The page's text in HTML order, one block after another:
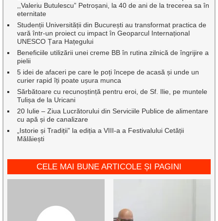
,,Valeriu Butulescu” Petroșani, la 40 de ani de la trecerea sa în
eternitate
Studenții Universității din București au transformat practica de
vară într-un proiect cu impact în Geoparcul Internațional
UNESCO Țara Hațegului
Beneficiile utilizării unei creme BB în rutina zilnică de îngrijire a
pielii
5 idei de afaceri pe care le poți începe de acasă și unde un
curier rapid îți poate ușura munca
Sărbătoare cu recunoștință pentru eroi, de Sf. Ilie, pe muntele
Tulișa de la Uricani
20 Iulie – Ziua Lucrătorului din Serviciile Publice de alimentare
cu apă și de canalizare
„Istorie și Tradiții” la ediția a VIII-a a Festivalului Cetății
Mălăiești
CELE MAI BUNE ARTICOLE ȘI PAGINI